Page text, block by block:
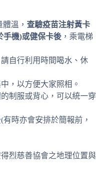
溫， 查驗疫苗注射黃卡
手機)或健保卡後 ，乘電梯
自行利用時間喝水、休
，以方便大家照相。
制服或背心，可以統一穿
時亦會安排於簡報前，
烈慈善協會之地理位置與